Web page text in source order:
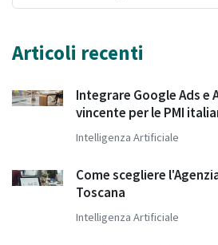
Articoli recenti
Integrare Google Ads e
vincente per le PMI
Intelligenza Artificiale
Come scegliere
Toscana
Intelligenza Artificiale